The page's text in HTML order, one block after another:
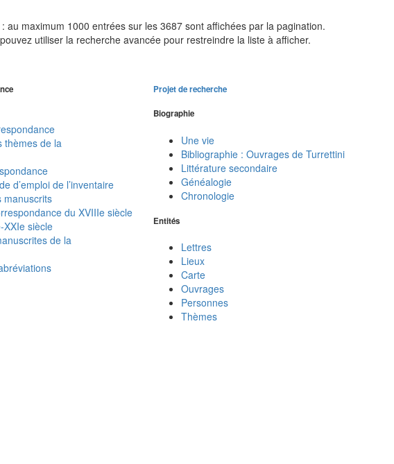
au maximum 1000 entrées sur les 3687 sont affichées par la pagination.
utiliser la recherche avancée pour restreindre la liste à afficher.
thèmes de la
d’emploi de l’inventaire
manuscrits
du XVIIIe siècle
XXIe siècle
de la
Projet de recherche
Biographie
Une vie
Bibliographie : Ouvrages de Turrettini
Littérature secondaire
Généalogie
Chronologie
Entités
Lettres
Lieux
Carte
Ouvrages
Personnes
Thèmes